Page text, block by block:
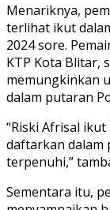
Menariknya,
terlihat ikut
2024 sore.
KTP Kota Blitar,
memungkinkan
dalam putaran
“Riski Afrisal
daftarkan dalam
terpenuhi,”
Sementara itu,